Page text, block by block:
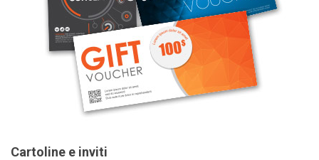
Cartoline e inviti